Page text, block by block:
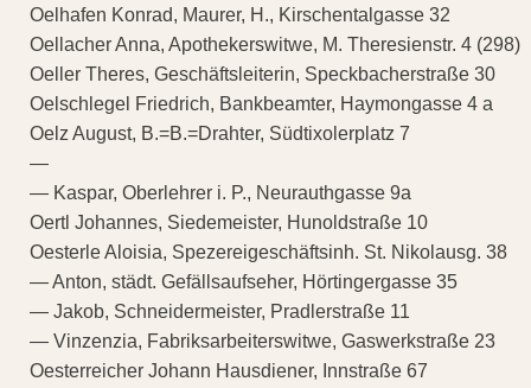
Oelhafen Konrad, Maurer, H., Kirschentalgasse 32
Oellacher Anna, Apothekerswitwe, M. Theresienstr. 4 (298)
Oeller Theres, Geschäftsleiterin, Speckbacherstraße 30
Oelschlegel Friedrich, Bankbeamter, Haymongasse 4 a
Oelz August, B.=B.=Drahter, Südtixolerplatz 7
—
— Kaspar, Oberlehrer i. P., Neurauthgasse 9a
Oertl Johannes, Siedemeister, Hunoldstraße 10
Oesterle Aloisia, Spezereigeschäftsinh. St. Nikolausg. 38
— Anton, städt. Gefällsaufseher, Hörtingergasse 35
— Jakob, Schneidermeister, Pradlerstraße 11
— Vinzenzia, Fabriksarbeiterswitwe, Gaswerkstraße 23
Oesterreicher Johann Hausdiener, Innstraße 67